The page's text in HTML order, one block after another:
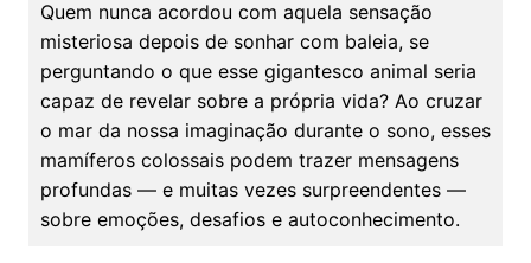
Quem nunca acordou com aquela sensação
misteriosa depois de sonhar com baleia, se
perguntando o que esse gigantesco animal seria
capaz de revelar sobre a própria vida? Ao cruzar
o mar da nossa imaginação durante o sono, esses
mamíferos colossais podem trazer mensagens
profundas — e muitas vezes surpreendentes —
sobre emoções, desafios e autoconhecimento.